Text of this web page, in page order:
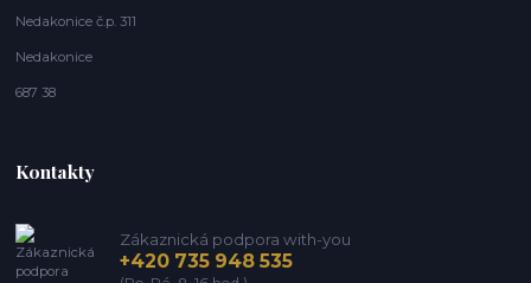
Nedakonice č.p. 311
Nedakonice
687 38
Kontakty
Zákaznická podpora with-you
+420 735 948 535